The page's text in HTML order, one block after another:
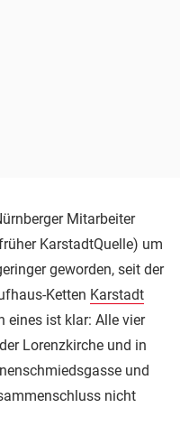
Mitarbeiter
KarstadtQuelle) um
geworden, seit der
Ketten Karstadt
eines ist klar: Alle vier
Lorenzkirche und in
und
nicht